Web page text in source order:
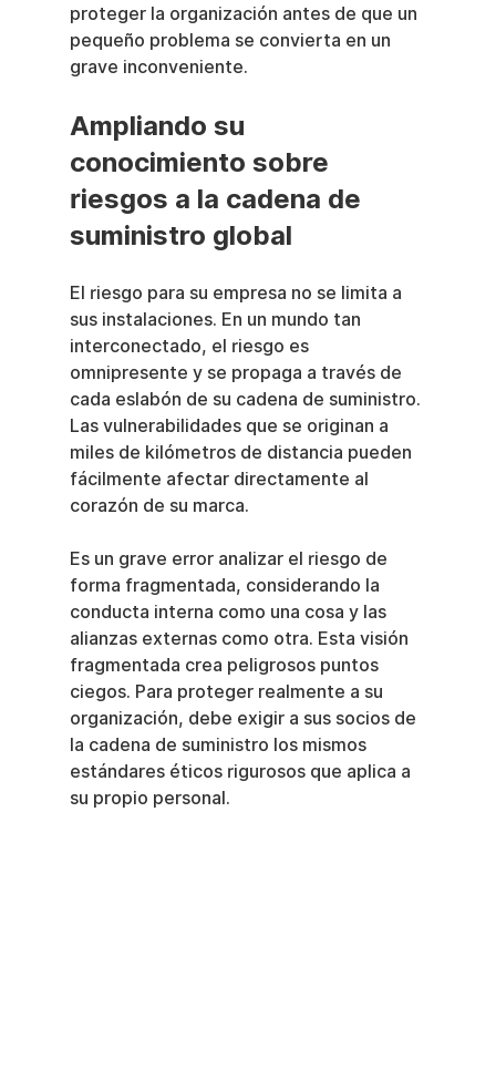
proteger la organización antes de que un
pequeño problema se convierta en un
grave inconveniente.
Ampliando su
conocimiento sobre
riesgos a la cadena de
suministro global
El riesgo para su empresa no se limita a
sus instalaciones. En un mundo tan
interconectado, el riesgo es
omnipresente y se propaga a través de
cada eslabón de su cadena de suministro.
Las vulnerabilidades que se originan a
miles de kilómetros de distancia pueden
fácilmente afectar directamente al
corazón de su marca.
Es un grave error analizar el riesgo de
forma fragmentada, considerando la
conducta interna como una cosa y las
alianzas externas como otra. Esta visión
fragmentada crea peligrosos puntos
ciegos. Para proteger realmente a su
organización, debe exigir a sus socios de
la cadena de suministro los mismos
estándares éticos rigurosos que aplica a
su propio personal.